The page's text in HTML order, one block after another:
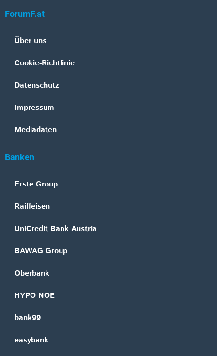
ForumF.at
Über uns
Cookie-Richtlinie
Datenschutz
Impressum
Mediadaten
Banken
Erste Group
Raiffeisen
UniCredit Bank Austria
BAWAG Group
Oberbank
HYPO NOE
bank99
easybank